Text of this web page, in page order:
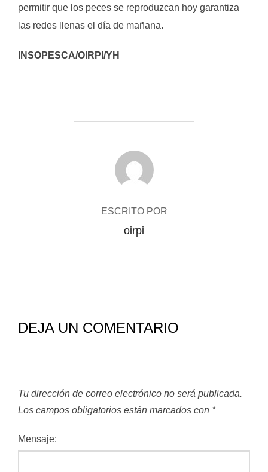
permitir que los peces se reproduzcan hoy garantiza
las redes llenas el día de mañana.
INSOPESCA/OIRPI/YH
AUTOR DE LA PUBLICACIÓN
ESCRITO POR
oirpi
DEJA UN COMENTARIO
Tu dirección de correo electrónico no será publicada.
Los campos obligatorios están marcados con *
Mensaje: